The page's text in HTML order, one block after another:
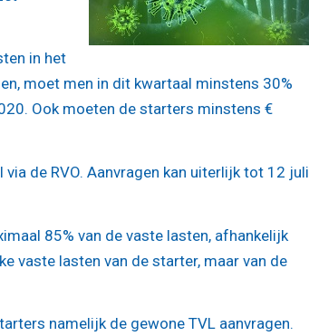
in het
moet men in dit kwartaal minstens 30%
Ook moeten de starters minstens €
de RVO. Aanvragen kan uiterlijk tot 12 juli
85% van de vaste lasten, afhankelijk
vaste lasten van de starter, maar van de
namelijk de gewone TVL aanvragen.